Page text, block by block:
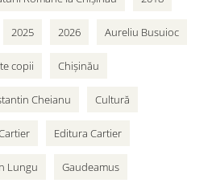
2025 2026 Aureliu Busuioc
copii Chișinău
Cheianu Cultură
Editura Cartier
Lungu Gaudeamus